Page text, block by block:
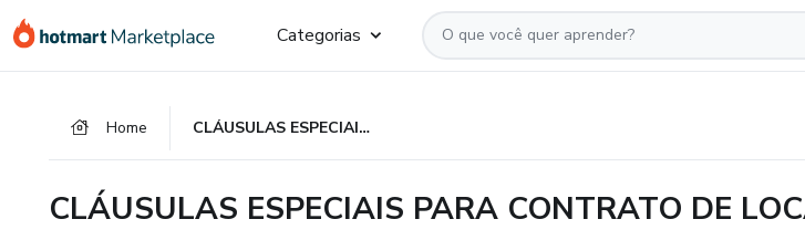
para
para
para
Categorias
Home CLÁUSULAS ESPECIAIS PARA CONTRATO DE LOCAÇÃO
CLÁUSULAS ESPECIAIS PARA CONTRATO DE